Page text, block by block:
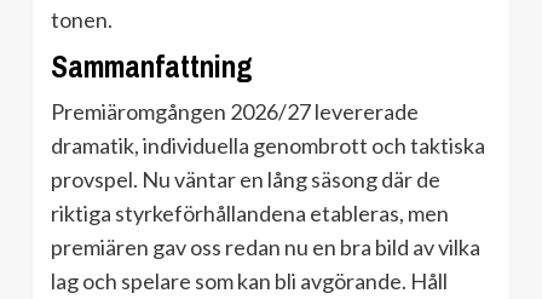
tonen.
Sammanfattning
Premiäromgången 2026/27 levererade
dramatik, individuella genombrott och taktiska
provspel. Nu väntar en lång säsong där de
riktiga styrkeförhållandena etableras, men
premiären gav oss redan nu en bra bild av vilka
lag och spelare som kan bli avgörande. Håll